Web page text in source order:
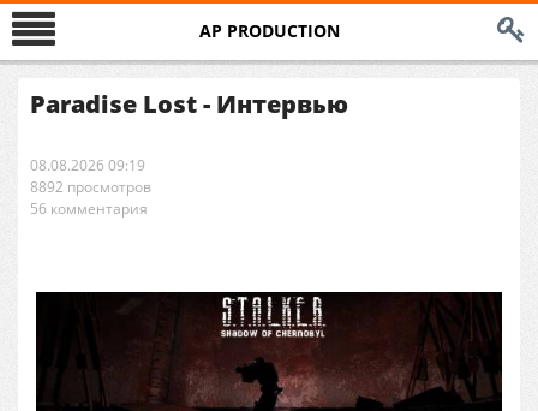
AP PRODUCTION
Paradise Lost - Интервью
08.08.2026 09:19
8892 просмотров
56 комментария